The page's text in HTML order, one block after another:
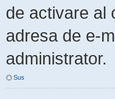
de activare al
adresa de e-
administrator.
Sus